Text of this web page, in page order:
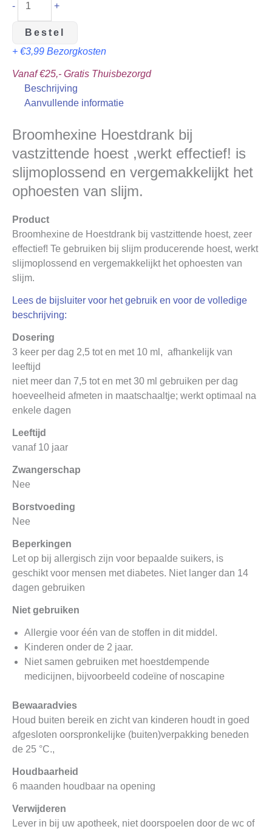
- +
Bestel
+ €3,99 Bezorgkosten
Vanaf €25,- Gratis Thuisbezorgd
Beschrijving
Aanvullende informatie
Broomhexine Hoestdrank bij
vastzittende hoest ,werkt effectief! is
slijmoplossend en vergemakkelijkt het
ophoesten van slijm.
Product
Broomhexine de Hoestdrank bij vastzittende hoest, zeer
effectief! Te gebruiken bij slijm producerende hoest, werkt
slijmoplossend en vergemakkelijkt het ophoesten van
slijm.
Lees de bijsluiter voor het gebruik en voor de volledige
beschrijving:
Dosering
3 keer per dag 2,5 tot en met 10 ml, afhankelijk van
leeftijd
niet meer dan 7,5 tot en met 30 ml gebruiken per dag
hoeveelheid afmeten in maatschaaltje; werkt optimaal na
enkele dagen
Leeftijd
vanaf 10 jaar
Zwangerschap
Nee
Borstvoeding
Nee
Beperkingen
Let op bij allergisch zijn voor bepaalde suikers, is
geschikt voor mensen met diabetes. Niet langer dan 14
dagen gebruiken
Niet gebruiken
Allergie voor één van de stoffen in dit middel.
Kinderen onder de 2 jaar.
Niet samen gebruiken met hoestdempende
medicijnen, bijvoorbeeld codeïne of noscapine
Bewaaradvies
Houd buiten bereik en zicht van kinderen houdt in goed
afgesloten oorspronkelijke (buiten)verpakking beneden
de 25 °C.,
Houdbaarheid
6 maanden houdbaar na opening
Verwijderen
Lever in bij uw apotheek, niet doorspoelen door de wc of